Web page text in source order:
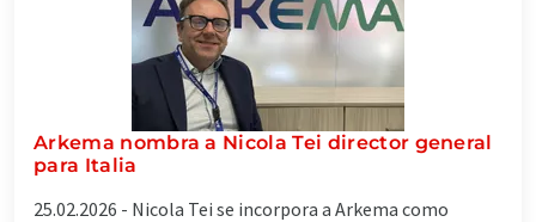
Arkema nombra a Nicola Tei director general
para Italia
25.02.2026 - Nicola Tei se incorpora a Arkema como